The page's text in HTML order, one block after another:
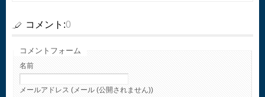
コメント:0
コメントフォーム
名前
メールアドレス (メール (公開されません))